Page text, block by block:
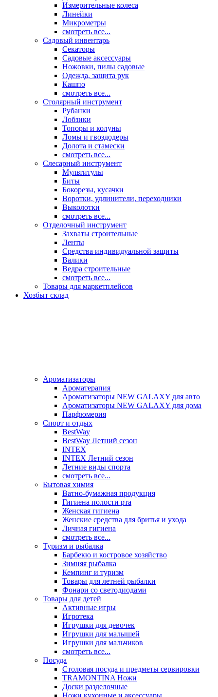
Измерительные колеса
Линейки
Микрометры
смотреть все...
Садовый инвентарь
Секаторы
Садовые аксессуары
Ножовки, пилы садовые
Одежда, защита рук
Кашпо
смотреть все...
Столярный инструмент
Рубанки
Лобзики
Топоры и колуны
Ломы и гвоздодеры
Долота и стамески
смотреть все...
Слесарный инструмент
Мультитулы
Биты
Бокорезы, кусачки
Воротки, удлинители, переходники
Выколотки
смотреть все...
Отделочный инструмент
Захваты строительные
Ленты
Средства индивидуальной защиты
Валики
Ведра строительные
смотреть все...
Товары для маркетплейсов
Хозбыт склад
Ароматизаторы
Ароматерапия
Ароматизаторы NEW GALAXY для авто
Ароматизаторы NEW GALAXY для дома
Парфюмерия
Спорт и отдых
BestWay
BestWay Летний сезон
INTEX
INTEX Летний сезон
Летние виды спорта
смотреть все...
Бытовая химия
Ватно-бумажная продукция
Гигиена полости рта
Женская гигиена
Женские средства для бритья и ухода
Личная гигиена
смотреть все...
Туризм и рыбалка
Барбекю и костровое хозяйство
Зимняя рыбалка
Кемпинг и туризм
Товары для летней рыбалки
Фонари со светодиодами
Товары для детей
Активные игры
Игротека
Игрушки для девочек
Игрушки для малышей
Игрушки для мальчиков
смотреть все...
Посуда
Столовая посуда и предметы сервировки
TRAMONTINA Ножи
Доски разделочные
Ножи кухонные и аксессуары